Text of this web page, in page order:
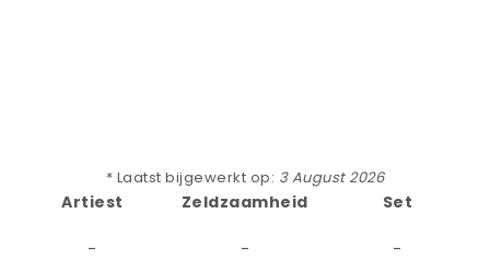
* Laatst bijgewerkt op: 3 August 2026
Artiest
-
Zeldzaamheid
-
Set
-